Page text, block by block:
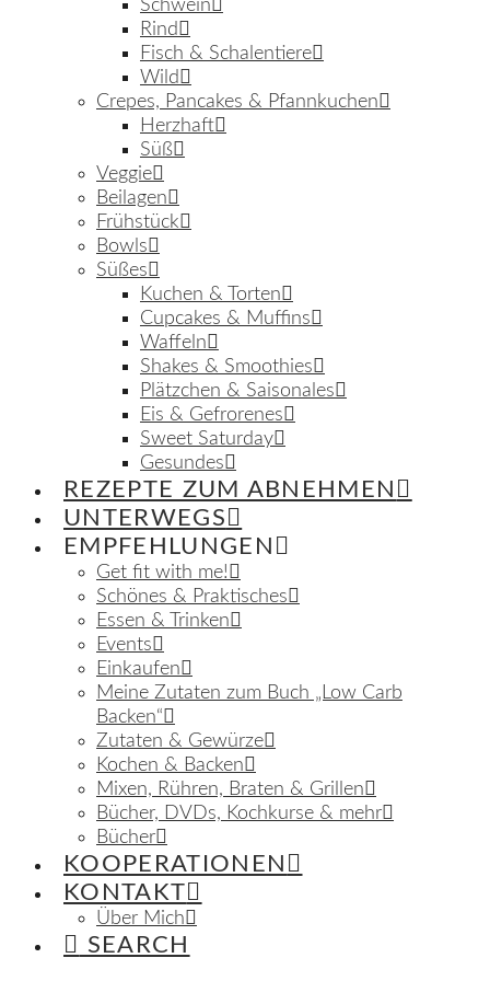
Schwein
Rind
Fisch & Schalentiere
Wild
Crepes, Pancakes & Pfannkuchen
Herzhaft
Süß
Veggie
Beilagen
Frühstück
Bowls
Süßes
Kuchen & Torten
Cupcakes & Muffins
Waffeln
Shakes & Smoothies
Plätzchen & Saisonales
Eis & Gefrorenes
Sweet Saturday
Gesundes
REZEPTE ZUM ABNEHMEN
UNTERWEGS
EMPFEHLUNGEN
Get fit with me!
Schönes & Praktisches
Essen & Trinken
Events
Einkaufen
Meine Zutaten zum Buch „Low Carb
Backen“
Zutaten & Gewürze
Kochen & Backen
Mixen, Rühren, Braten & Grillen
Bücher, DVDs, Kochkurse & mehr
Bücher
KOOPERATIONEN
KONTAKT
Über Mich
SEARCH